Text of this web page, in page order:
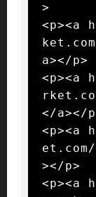
>
<p><a
a></p>
<p><a
</a></
<p><a
></p>
<p><a